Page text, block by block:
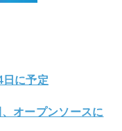
に予定
オープンソースに